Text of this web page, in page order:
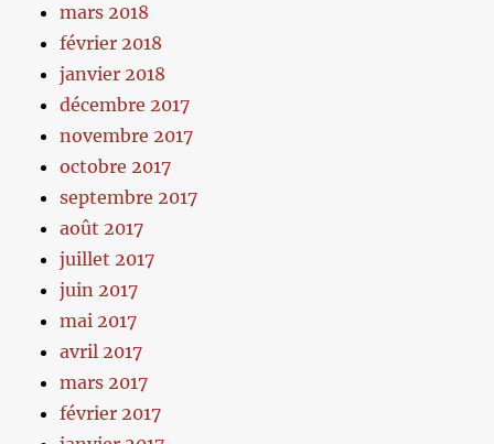
mars 2018
février 2018
janvier 2018
décembre 2017
novembre 2017
octobre 2017
septembre 2017
août 2017
juillet 2017
juin 2017
mai 2017
avril 2017
mars 2017
février 2017